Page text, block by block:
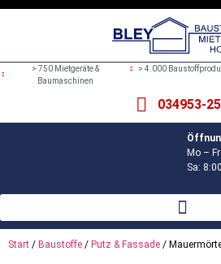
> 750 Mietgeräte &
Baumaschinen
> 4.000
034953-
Mo –
Sa:
Start / Baustoffe / Putz & Fassade /